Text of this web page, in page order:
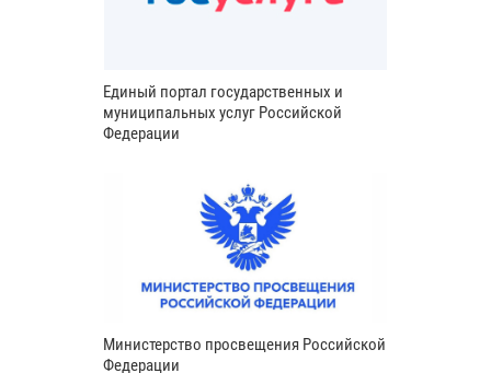
Единый портал государственных и
муниципальных услуг Российской
Федерации
Министерство просвещения Российской
Федерации